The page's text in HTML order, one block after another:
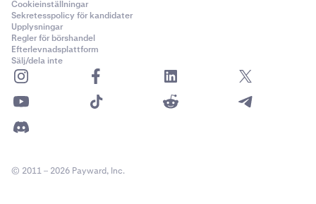
Cookieinställningar
Sekretesspolicy för kandidater
Upplysningar
Regler för börshandel
Efterlevnadsplattform
Sälj/dela inte
© 2011 – 2026 Payward, Inc.